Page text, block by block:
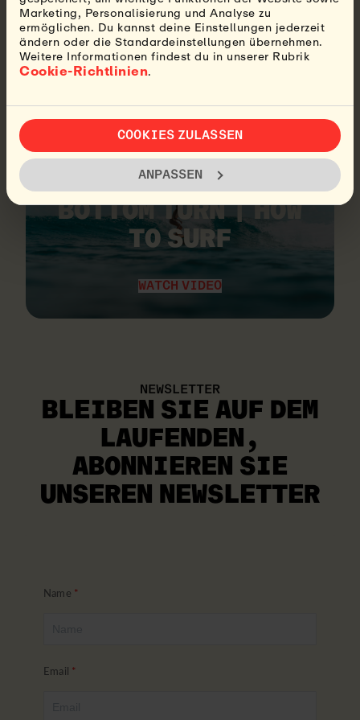
Marketing, Personalisierung und Analyse zu
ermöglichen. Du kannst deine Einstellungen jederzeit
ändern oder die Standardeinstellungen übernehmen.
Weitere Informationen findest du in unserer Rubrik
Cookie-Richtlinien.
COOKIES ZULASSEN
ANPASSEN
ERFÄHRST DU ALLES, WAS DU
WISSEN MUSST, UM DEINEN
BOTTOM TURN ZU VERBESSERN
VIDEO
HOW TO DO A PROPER
BOTTOM TURN | HOW
TO SURF
WATCH VIDEO
NEWSLETTER
BLEIBEN SIE AUF DEM
LAUFENDEN ,
ABONNIEREN SIE
UNSEREN NEWSLETTER
Name
Email